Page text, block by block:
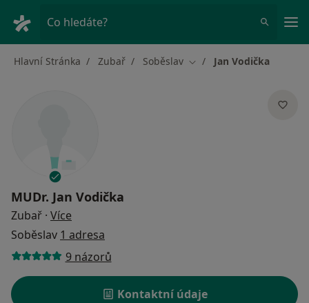
Co hledáte?
Hlavní Stránka Zubař Soběslav Změna města
Jan Vodička
MUDr. Jan Vodička
Zubař · Více
Soběslav 1 adresa
9 názorů
Kontaktní údaje